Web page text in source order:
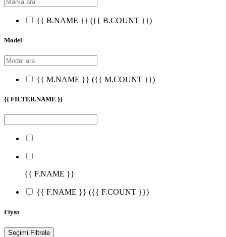
{{ B.NAME }} ({{ B.COUNT }})
Model
{{ M.NAME }} ({{ M.COUNT }})
{{ FILTER.NAME }}
{{ F.NAME }}
{{ F.NAME }} ({{ F.COUNT }})
Fiyat
Seçimi Filtrele